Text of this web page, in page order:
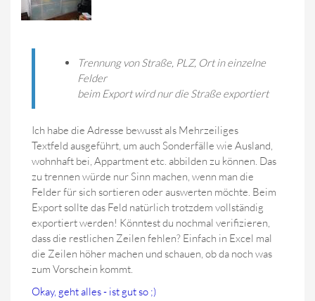
Trennung von Straße, PLZ, Ort in einzelne
Felder
beim Export wird nur die Straße exportiert
Ich habe die Adresse bewusst als Mehrzeiliges
Textfeld ausgeführt, um auch Sonderfälle wie Ausland,
wohnhaft bei, Appartment etc. abbilden zu können. Das
zu trennen würde nur Sinn machen, wenn man die
Felder für sich sortieren oder auswerten möchte. Beim
Export sollte das Feld natürlich trotzdem vollständig
exportiert werden! Könntest du nochmal verifizieren,
dass die restlichen Zeilen fehlen? Einfach in Excel mal
die Zeilen höher machen und schauen, ob da noch was
zum Vorschein kommt.
Okay, geht alles - ist gut so ;)